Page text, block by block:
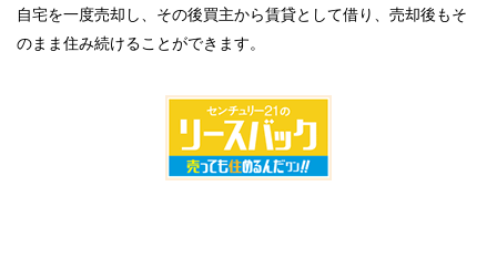
自宅を一度売却し、その後買主から賃貸として借り、売却後もそ
のまま住み続けることができます。